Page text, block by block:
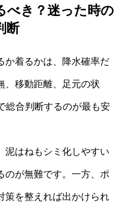
べき？迷った時の
断
か着るかは、降水確率だ
、移動距離、足元の状
総合判断するのが最も安
泥はねもシミ化しやすい
のが無難です。一方、ポ
策を整えれば出かけられ